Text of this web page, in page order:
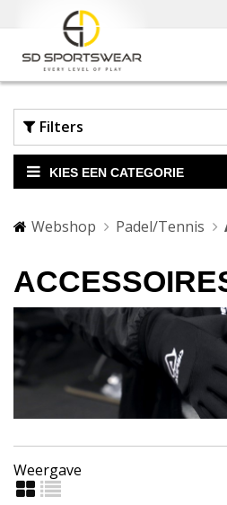
Filters
KIES EEN CATEGORIE
Webshop Padel/Tennis
Weergave